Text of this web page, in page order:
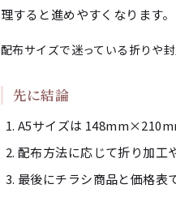
理すると進めやすくなります。
配布サイズで迷っている 折りや
先に結論
A5サイズは
配布方法に応じて折り加工
最後にチラシ商品と価格表